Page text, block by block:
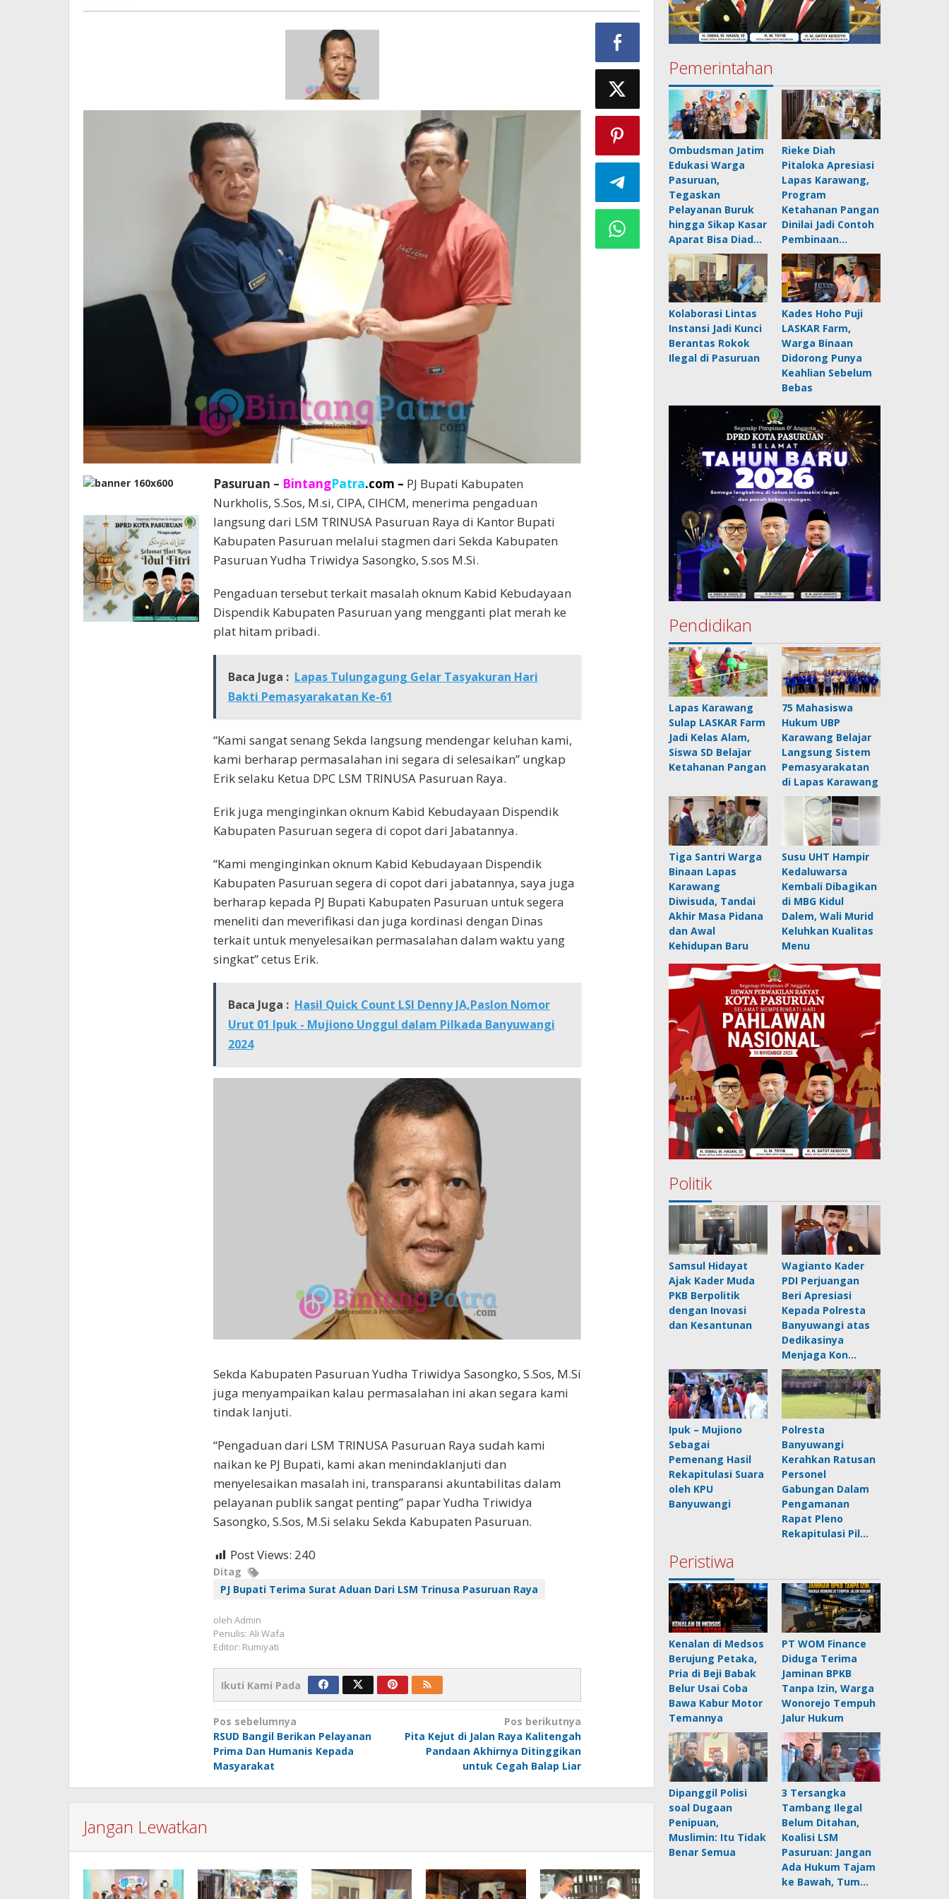
Pasuruan – BintangPatra.com – PJ Bupati Kabupaten
Nurkholis, S.Sos, M.si, CIPA, CIHCM, menerima pengaduan
langsung dari LSM TRINUSA Pasuruan Raya di Kantor Bupati
Kabupaten Pasuruan melalui stagmen dari Sekda Kabupaten
Pasuruan Yudha Triwidya Sasongko, S.sos M.Si.
Pengaduan tersebut terkait masalah oknum Kabid Kebudayaan
Dispendik Kabupaten Pasuruan yang mengganti plat merah ke
plat hitam pribadi.
Baca Juga : Lapas Tulungagung Gelar Tasyakuran Hari
Bakti Pemasyarakatan Ke-61
“Kami sangat senang Sekda langsung mendengar keluhan kami,
kami berharap permasalahan ini segara di selesaikan” ungkap
Erik selaku Ketua DPC LSM TRINUSA Pasuruan Raya.
Erik juga menginginkan oknum Kabid Kebudayaan Dispendik
Kabupaten Pasuruan segera di copot dari Jabatannya.
“Kami menginginkan oknum Kabid Kebudayaan Dispendik
Kabupaten Pasuruan segera di copot dari jabatannya, saya juga
berharap kepada PJ Bupati Kabupaten Pasuruan untuk segera
meneliti dan meverifikasi dan juga kordinasi dengan Dinas
terkait untuk menyelesaikan permasalahan dalam waktu yang
singkat” cetus Erik.
Baca Juga : Hasil Quick Count LSI Denny JA,Paslon Nomor
Urut 01 Ipuk - Mujiono Unggul dalam Pilkada Banyuwangi
2024
Sekda Kabupaten Pasuruan Yudha Triwidya Sasongko, S.Sos, M.Si
juga menyampaikan kalau permasalahan ini akan segara kami
tindak lanjuti.
“Pengaduan dari LSM TRINUSA Pasuruan Raya sudah kami
naikan ke PJ Bupati, kami akan menindaklanjuti dan
menyelesaikan masalah ini, transparansi akuntabilitas dalam
pelayanan publik sangat penting” papar Yudha Triwidya
Sasongko, S.Sos, M.Si selaku Sekda Kabupaten Pasuruan.
Post Views: 240
Ditag
PJ Bupati Terima Surat Aduan Dari LSM Trinusa Pasuruan Raya
oleh Admin
Penulis: Ali Wafa
Editor: Rumiyati
Ikuti Kami Pada
Navigasi
pos
Pos sebelumnya
RSUD Bangil Berikan Pelayanan
Prima Dan Humanis Kepada
Masyarakat
Pos berikutnya
Pita Kejut di Jalan Raya Kalitengah
Pandaan Akhirnya Ditinggikan
untuk Cegah Balap Liar
Jangan Lewatkan
Pemerintahan
Ombudsman Jatim
Edukasi Warga
Pasuruan,
Tegaskan
Pelayanan Buruk
hingga Sikap Kasar
Aparat Bisa Diad…
Rieke Diah
Pitaloka Apresiasi
Lapas Karawang,
Program
Ketahanan Pangan
Dinilai Jadi Contoh
Pembinaan…
Kolaborasi Lintas
Instansi Jadi Kunci
Berantas Rokok
Ilegal di Pasuruan
Kades Hoho Puji
LASKAR Farm,
Warga Binaan
Didorong Punya
Keahlian Sebelum
Bebas
Pendidikan
Lapas Karawang
Sulap LASKAR Farm
Jadi Kelas Alam,
Siswa SD Belajar
Ketahanan Pangan
75 Mahasiswa
Hukum UBP
Karawang Belajar
Langsung Sistem
Pemasyarakatan
di Lapas Karawang
Tiga Santri Warga
Binaan Lapas
Karawang
Diwisuda, Tandai
Akhir Masa Pidana
dan Awal
Kehidupan Baru
Susu UHT Hampir
Kedaluwarsa
Kembali Dibagikan
di MBG Kidul
Dalem, Wali Murid
Keluhkan Kualitas
Menu
Politik
Samsul Hidayat
Ajak Kader Muda
PKB Berpolitik
dengan Inovasi
dan Kesantunan
Wagianto Kader
PDI Perjuangan
Beri Apresiasi
Kepada Polresta
Banyuwangi atas
Dedikasinya
Menjaga Kon…
Ipuk – Mujiono
Sebagai
Pemenang Hasil
Rekapitulasi Suara
oleh KPU
Banyuwangi
Polresta
Banyuwangi
Kerahkan Ratusan
Personel
Gabungan Dalam
Pengamanan
Rapat Pleno
Rekapitulasi Pil…
Peristiwa
Kenalan di Medsos
Berujung Petaka,
Pria di Beji Babak
Belur Usai Coba
Bawa Kabur Motor
Temannya
PT WOM Finance
Diduga Terima
Jaminan BPKB
Tanpa Izin, Warga
Wonorejo Tempuh
Jalur Hukum
Dipanggil Polisi
soal Dugaan
Penipuan,
Muslimin: Itu Tidak
Benar Semua
3 Tersangka
Tambang Ilegal
Belum Ditahan,
Koalisi LSM
Pasuruan: Jangan
Ada Hukum Tajam
ke Bawah, Tum…